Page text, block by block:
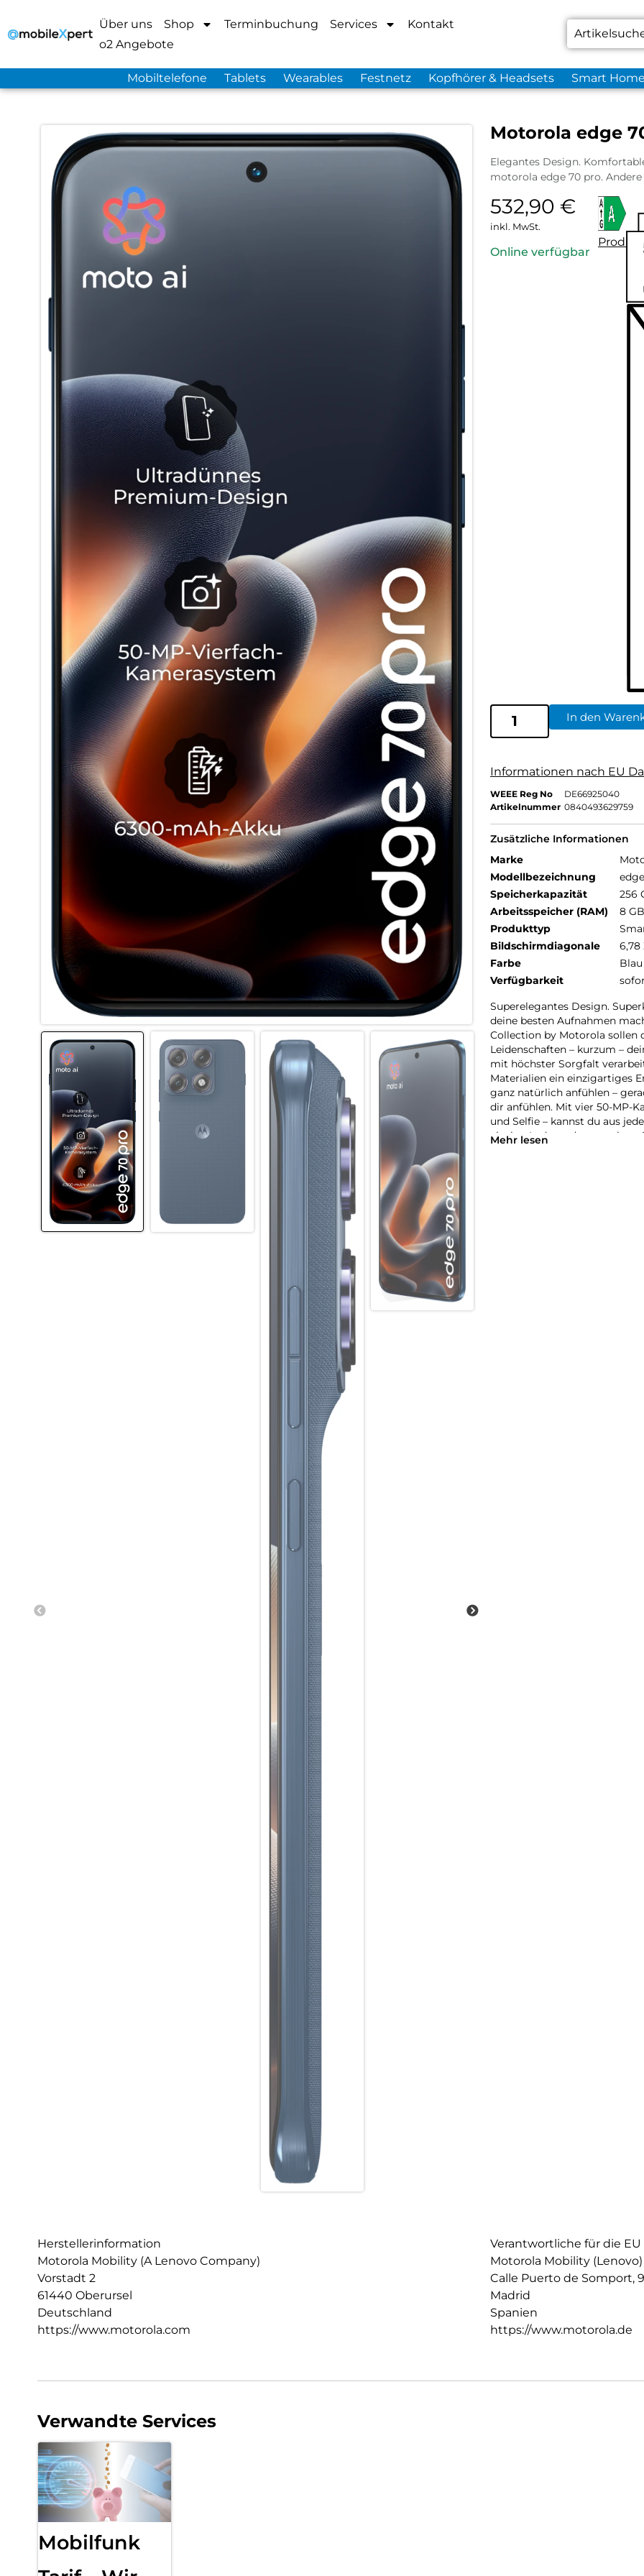
Über uns Shop Terminbuchung Services
Kontakt
o2 Angebote
Mobiltelefone Tablets Wearables Festnetz Kopfhörer & Headsets Smart Home
Motorola edge
Elegantes Design.
motorola edge 70 pro.
532,90 €
inkl. MwSt.
Online verfügbar
In den
Informationen nach EU
WEEE Reg No
DE66925040
Artikelnummer 0840493629759
Zusätzliche Informationen
Marke
Modellbezeichnung
Speicherkapazität
256
Arbeitsspeicher (RAM)
8 GB
Produkttyp
Bildschirmdiagonale
6,78
Farbe
Blau
Verfügbarkeit
Superelegantes Design.
deine besten Aufnahmen
Collection by Motorola sollen
Leidenschaften – kurzum –
mit höchster Sorgfalt
Materialien ein einzigartiges
ganz natürlich anfühlen –
dir anfühlen. Mit vier 50-MP-
und Selfie – kannst du aus
einzige Ladung des massiven
Mehr lesen
Herstellerinformation
Motorola Mobility (A Lenovo Company)
Vorstadt 2
61440 Oberursel
Deutschland
https://www.motorola.com
Verantwortliche für die EU
Motorola Mobility (Lenovo)
Calle Puerto de Somport, 9
Madrid
Spanien
https://www.motorola.de
Verwandte Services
Mobilfunk